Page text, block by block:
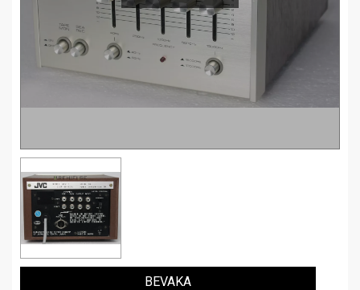
BEVAKA